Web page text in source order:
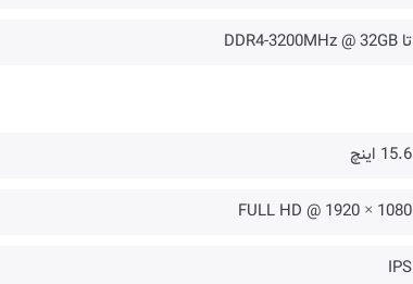
تا DDR4-3200MHz @ 32GB
15.6 اینچ
1080 × 1920 @ FULL HD
IPS